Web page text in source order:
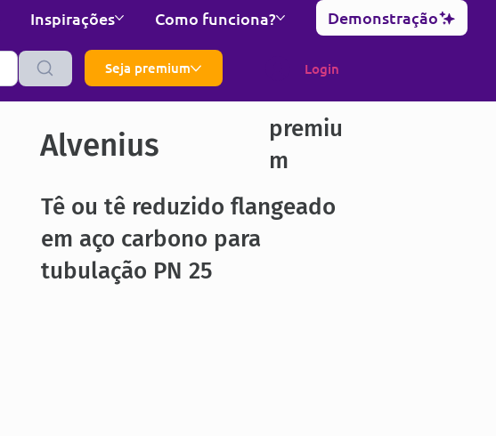
Inspirações Como funciona? Demonstração
Seja premium Login
Alvenius
premiu
m
Tê ou tê reduzido flangeado
em aço carbono para
tubulação PN 25